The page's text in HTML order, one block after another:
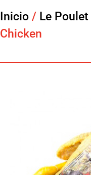
Inicio / Le Poulet
Chicken